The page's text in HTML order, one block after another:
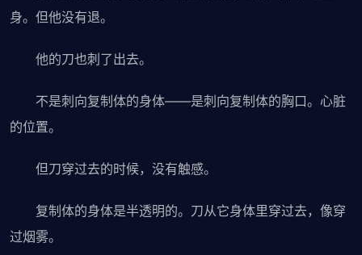
身。但他没有退。
他的刀也刺了出去。
不是刺向复制体的身体——是刺向复制体的胸口。心脏
的位置。
但刀穿过去的时候，没有触感。
复制体的身体是半透明的。刀从它身体里穿过去，像穿
过烟雾。